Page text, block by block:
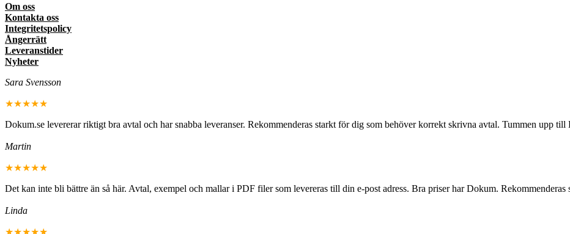
Om oss
Kontakta oss
Integritetspolicy
Ångerrätt
Leveranstider
Nyheter
Sara Svensson
★★★★★
Dokum.se levererar riktigt bra avtal och har snabba leveranser. Rekommenderas starkt för dig som behöver korrekt skrivna avtal. Tummen upp till
Martin
★★★★★
Det kan inte bli bättre än så här. Avtal, exempel och mallar i PDF filer som levereras till din e-post adress. Bra priser har Dokum. Rekommenderas
Linda
★★★★★